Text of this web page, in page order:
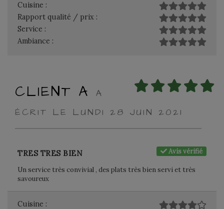
Cuisine :
Rapport qualité / prix :
Service :
Ambiance :
CLIENT A
A
ÉCRIT LE LUNDI 28 JUIN 2021
Avis vérifié
TRES TRES BIEN
Un service très convivial , des plats très bien servi et très
savoureux
Cuisine :